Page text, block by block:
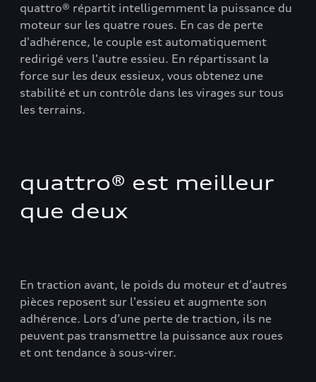
quattro® répartit intelligemment la puissance du
moteur sur les quatre roues. En cas de perte
d'adhérence, le couple est automatiquement
redirigé vers l'autre essieu. En répartissant la
force sur les deux essieux, vous obtenez une
stabilité et un contrôle dans les virages sur tous
les terrains.
quattro® est meilleur
que deux
En traction avant, le poids du moteur et d’autres
pièces reposent sur l'essieu et augmente son
adhérence. Lors d’une perte de traction, ils ne
peuvent pas transmettre la puissance aux roues
et ont tendance à sous-virer.